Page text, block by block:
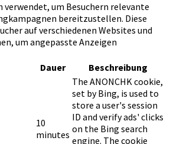
verwendet, um Besuchern relevante
bereitzustellen. Diese
auf verschiedenen Websites und
um angepasste Anzeigen
Dauer Beschreibung
10
minutes
The ANONCHK cookie,
set by Bing, is used to
store a user's session
ID and verify ads' clicks
on the Bing search
engine. The cookie